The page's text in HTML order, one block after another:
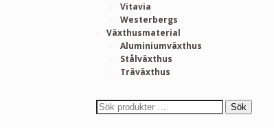
Vitavia
Westerbergs
Växthusmaterial
Aluminiumväxthus
Stålväxthus
Träväxthus
Sök